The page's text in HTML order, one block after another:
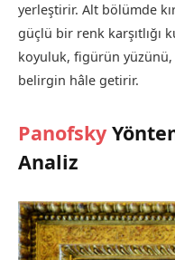
yerleştirir. Alt bölümde
güçlü bir renk karşıtlığı
koyuluk, figürün yüzünü,
belirgin hâle getirir.
Panofsky
Analiz